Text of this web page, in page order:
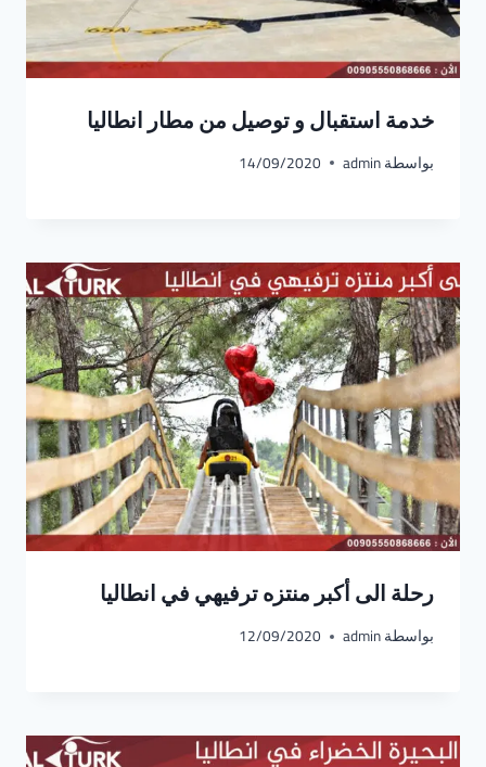
خدمة استقبال و توصيل من مطار انطاليا
بواسطةadmin
14/09/2020
رحلة الى أكبر منتزه ترفيهي في انطاليا
بواسطةadmin
12/09/2020